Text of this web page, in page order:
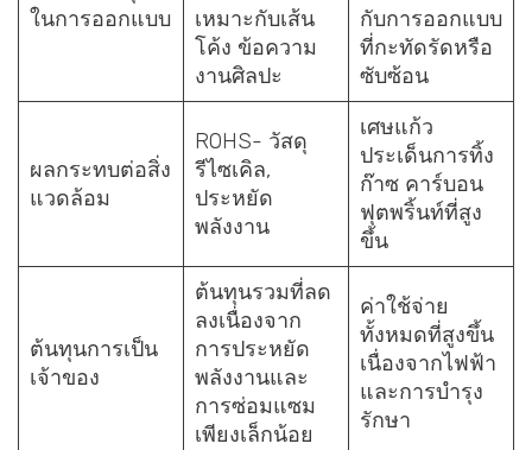
ในการออกแบบ
เหมาะกับเส้น
โค้ง ข้อความ
งานศิลปะ
กับการออกแบบ
ที่กะทัดรัดหรือ
ซับซ้อน
ผลกระทบต่อสิ่ง
แวดล้อม
ROHS- วัสดุ
รีไซเคิล,
ประหยัด
พลังงาน
เศษแก้ว
ประเด็นการทิ้ง
ก๊าซ คาร์บอน
ฟุตพริ้นท์ที่สูง
ขึ้น
ต้นทุนการเป็น
เจ้าของ
ต้นทุนรวมที่ลด
ลงเนื่องจาก
การประหยัด
พลังงานและ
การซ่อมแซม
เพียงเล็กน้อย
ค่าใช้จ่าย
ทั้งหมดที่สูงขึ้น
เนื่องจากไฟฟ้า
และการบำรุง
รักษา